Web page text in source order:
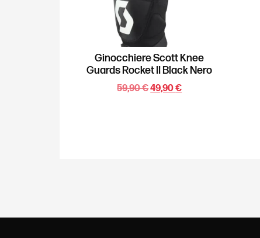
Ginocchiere Scott Knee
Guards Rocket II Black Nero
59,90€49,90€